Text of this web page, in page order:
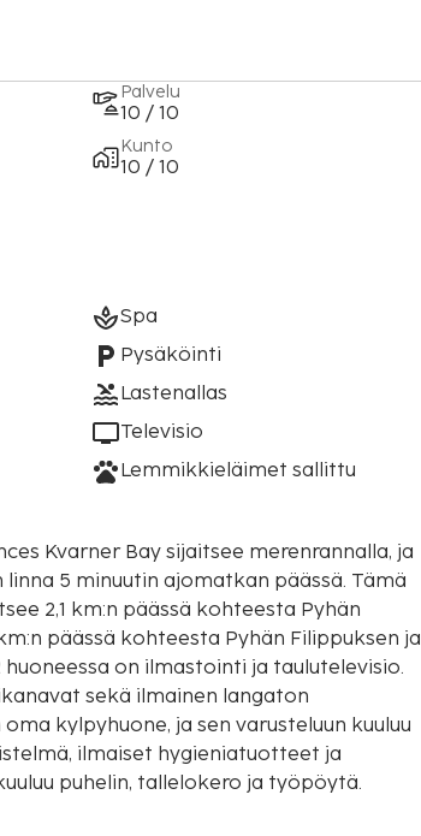
Palvelu
10 / 10
Kunto
10 / 10
Spa
Pysäköinti
Lastenallas
Televisio
Lemmikkieläimet sallittu
Kvarner Bay sijaitsee merenrannalla, ja
5 minuutin ajomatkan päässä. Tämä
2,1 km:n päässä kohteesta Pyhän
päässä kohteesta Pyhän Filippuksen ja
on ilmastointi ja taulutelevisio.
sekä ilmainen langaton
kylpyhuone, ja sen varusteluun kuuluu
ilmaiset hygieniatuotteet ja
puhelin, tallelokero ja työpöytä.